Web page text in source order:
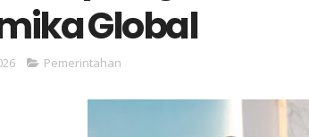
Global
Pemerintahan